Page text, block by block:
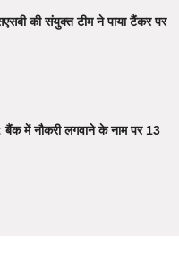
की संयुक्त टीम ने पाया टैंकर पर
में नौकरी लगवाने के नाम पर 13